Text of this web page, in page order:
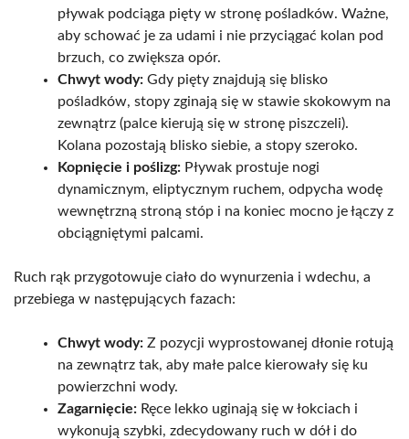
pływak podciąga pięty w stronę pośladków. Ważne,
aby schować je za udami i nie przyciągać kolan pod
brzuch, co zwiększa opór.
Chwyt wody: Gdy pięty znajdują się blisko
pośladków, stopy zginają się w stawie skokowym na
zewnątrz (palce kierują się w stronę piszczeli).
Kolana pozostają blisko siebie, a stopy szeroko.
Kopnięcie i poślizg: Pływak prostuje nogi
dynamicznym, eliptycznym ruchem, odpycha wodę
wewnętrzną stroną stóp i na koniec mocno je łączy z
obciągniętymi palcami.
Ruch rąk przygotowuje ciało do wynurzenia i wdechu, a
przebiega w następujących fazach:
Chwyt wody: Z pozycji wyprostowanej dłonie rotują
na zewnątrz tak, aby małe palce kierowały się ku
powierzchni wody.
Zagarnięcie: Ręce lekko uginają się w łokciach i
wykonują szybki, zdecydowany ruch w dół i do